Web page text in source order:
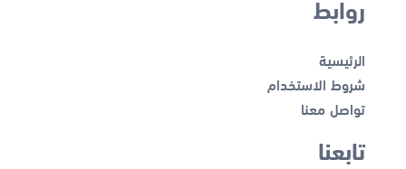
روابط
الرئيسية
شروط الاستخدام
تواصل معنا
تابعنا